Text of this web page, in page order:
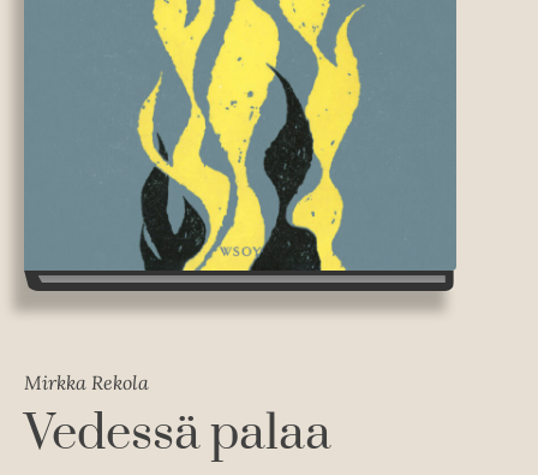
Mirkka Rekola
Vedessä palaa